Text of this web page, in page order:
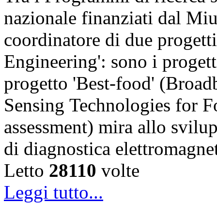
nazionale finanziati dal
coordinatore di due
Engineering': sono i
progetto 'Best-food'
Sensing Technologies for
assessment) mira allo
di diagnostica
Letto 28110 volte
Leggi tutto...